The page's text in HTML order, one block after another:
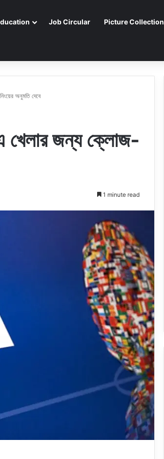
Job Circular Picture Collection
অনুমতি দেবে
জন্য ক্লোজ-
1 minute read